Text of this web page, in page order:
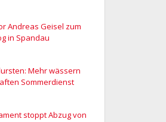
Andreas Geisel zum
in Spandau
Mehr wässern
Sommerdienst
stoppt Abzug von